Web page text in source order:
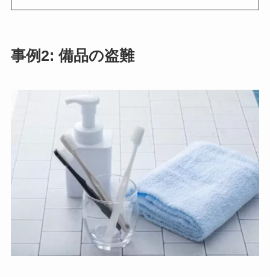
事例2: 備品の盗難